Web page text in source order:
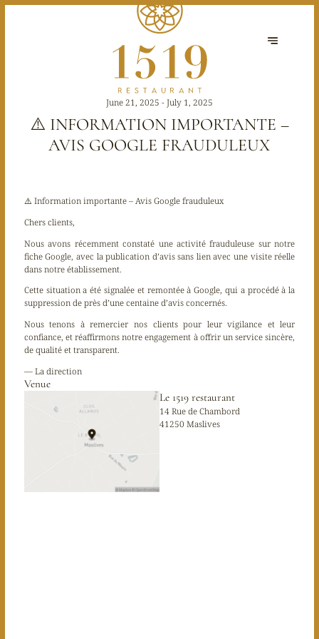
June 21, 2025 - July 1, 2025
⚠️ INFORMATION IMPORTANTE –
AVIS GOOGLE FRAUDULEUX
⚠️ Information importante – Avis Google frauduleux
Chers clients,
Nous avons récemment constaté une activité frauduleuse sur notre
fiche Google, avec la publication d’avis sans lien avec une visite réelle
dans notre établissement.
Cette situation a étésignalée et remontée à Google, qui a procédé à la
suppression de près d’une centaine d’avis concernés.
Nous tenons à remercier nos clients pour leur vigilance et leur
confiance, et réaffirmons notre engagement à offrir un service sincère,
de qualité et transparent.
— La direction
Venue
Le 1519 restaurant
14 Rue de Chambord
41250 Maslives